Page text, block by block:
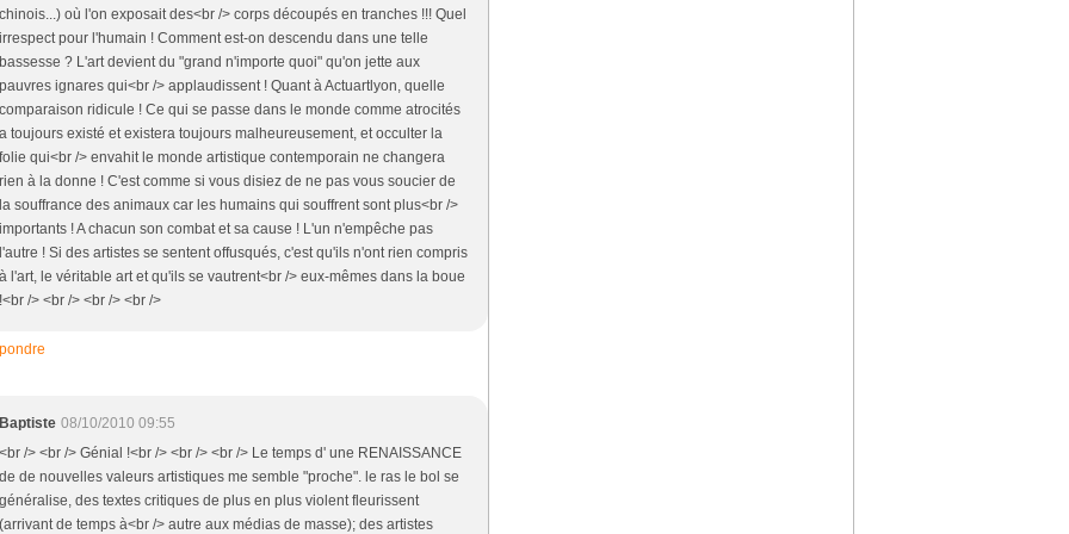
chinois...) où l'on exposait des<br /> corps découpés en tranches !!! Quel
irrespect pour l'humain ! Comment est-on descendu dans une telle
bassesse ? L'art devient du "grand n'importe quoi" qu'on jette aux
pauvres ignares qui<br /> applaudissent ! Quant à Actuartlyon, quelle
comparaison ridicule ! Ce qui se passe dans le monde comme atrocités
a toujours existé et existera toujours malheureusement, et occulter la
folie qui<br /> envahit le monde artistique contemporain ne changera
rien à la donne ! C'est comme si vous disiez de ne pas vous soucier de
la souffrance des animaux car les humains qui souffrent sont plus<br />
importants ! A chacun son combat et sa cause ! L'un n'empêche pas
l'autre ! Si des artistes se sentent offusqués, c'est qu'ils n'ont rien compris
à l'art, le véritable art et qu'ils se vautrent<br /> eux-mêmes dans la boue
!<br /> <br /> <br /> <br />
Baptiste 08/10/2010 09:55
<br /> <br /> Génial !<br /> <br /> <br /> Le temps d' une RENAISSANCE
de de nouvelles valeurs artistiques me semble "proche". le ras le bol se
généralise, des textes critiques de plus en plus violent fleurissent
(arrivant de temps à<br /> autre aux médias de masse); des artistes